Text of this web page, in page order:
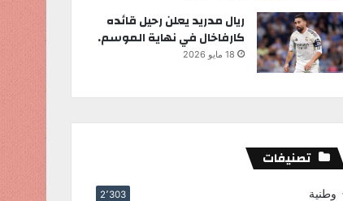
ريال مدريد يعلن رحيل قائده
كارفاخال في نهاية الموسم.
18 مايو 2026
تصنيفات
وطنية 2٬303